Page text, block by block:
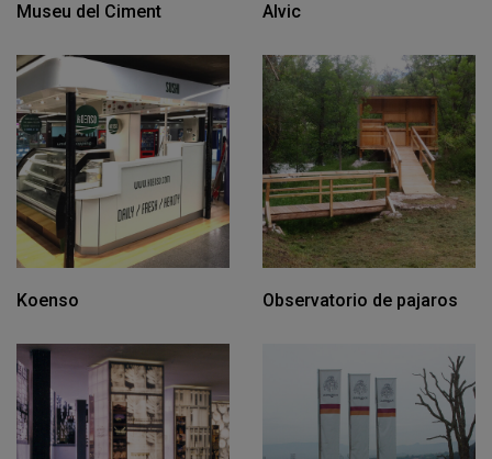
Museu del Ciment Alvic
Koenso Observatorio de pajaros